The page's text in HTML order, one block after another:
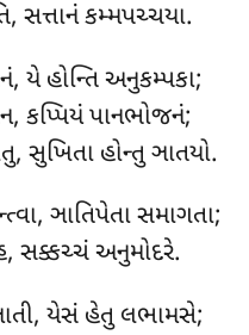
સત્તાનં કમ્મપચ્ચયા.
યે હોન્તિ અનુકમ્પકા;
કપ્પિયં પાનભોજનં;
સુખિતા હોન્તુ ઞાતયો.
ઞાતિપેતા સમાગતા;
સક્કચ્ચં અનુમોદરે.
યેસં હેતુ લભામસે;